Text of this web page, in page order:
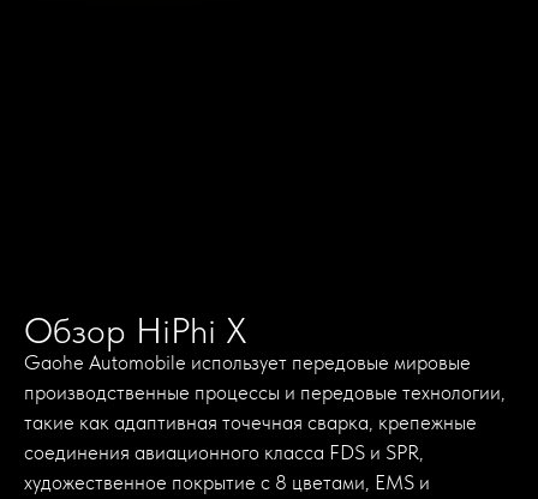
Обзор HiPhi X
Gaohe Automobile использует передовые мировые
производственные процессы и передовые технологии,
такие как адаптивная точечная сварка, крепежные
соединения авиационного класса FDS и SPR,
художественное покрытие с 8 цветами, EMS и